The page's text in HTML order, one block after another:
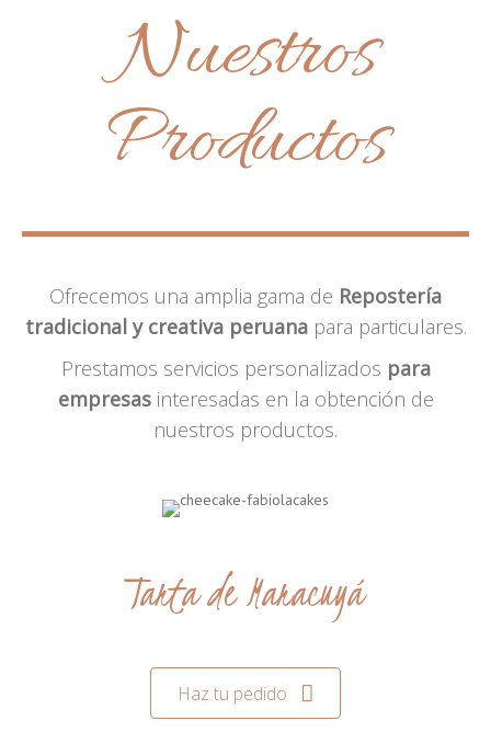
Nuestros
Productos
Ofrecemos una amplia gama de Repostería
tradicional y creativa peruanapara particulares.
Prestamos servicios personalizados para
empresasinteresadas en la obtención de
nuestros productos.
Tarta de Maracuyá
Haz tu pedido